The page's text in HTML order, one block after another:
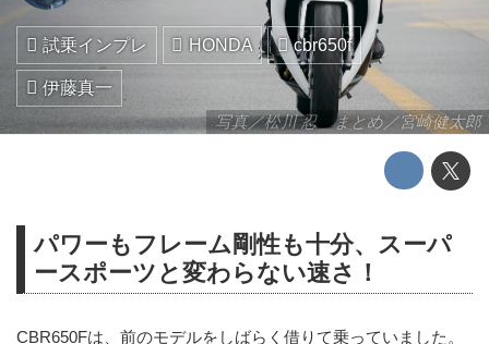
写真／松川 忍 まとめ／宮崎健太郎
試乗インプレ HONDA cbr650f
伊藤真一
パワーもフレーム剛性も十分、スーパ
ースポーツと変わらない速さ！
CBR650Fは、前のモデルをしばらく借りて乗っていました。